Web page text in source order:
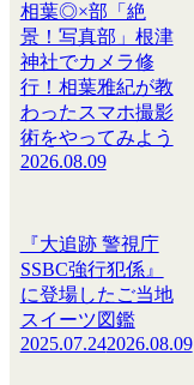
相葉◎×部「絶
景！写真部」根津
神社でカメラ修
行！相葉雅紀が教
わったスマホ撮影
術をやってみよう
2026.08.09
『大追跡 警視庁
SSBC強行犯係』
に登場したご当地
スイーツ図鑑
2025.07.242026.08.09